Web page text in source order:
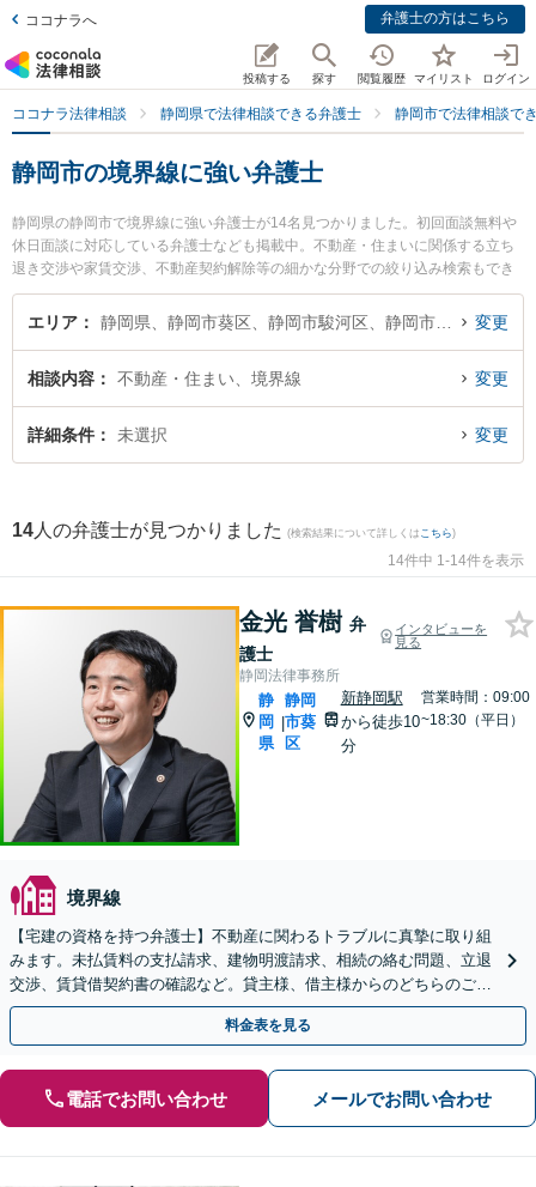
ココナラへ 弁護士の方はこちら
投稿する 探す 閲覧履歴 マイリスト ログイン
ココナラ法律相談 静岡県で法律相談できる弁護士 静岡市で法律相談で
静岡市の境界線に強い弁護士
静岡県の静岡市で境界線に強い弁護士が14名見つかりました。初回面談無料や
休日面談に対応している弁護士なども掲載中。不動産・住まいに関係する立ち
退き交渉や家賃交渉、不動産契約解除等の細かな分野での絞り込み検索もでき
便利です。特に静岡法律事務所の金光 誉樹弁護士やミモザ法律事務所の北嶋 太
郎弁護士、弁護士法人GoDo 静岡合同法律事務所の守屋 典弁護士のプロフィー
ル解決の実績豊富な近くの弁護士を検索したい』『初回相談無料で境界線を法
律相談できる静岡市内の弁護士に相談予約したい』などでお困りの相談者さん
におすすめです。
エリア 変更
相談内容 不動産・住まい、境界線 変更
詳細条件 未選択 変更
14 人の弁護士が見つかりました (検索結果について詳しくは こちら)
14件中 1-14件を表示
金光 誉樹 弁
護士
インタビューを
見る
静岡法律事務所
静
岡
県
|
静岡
市葵
区
新静岡駅
から徒歩10
分
営業時間：09:00
~18:30（平日）
境界線
【宅建の資格を持つ弁護士】不動産に関わるトラブルに真摯に取り組
みます。未払賃料の支払請求、建物明渡請求、相続の絡む問題、立退
交渉、賃貸借契約書の確認など。貸主様、借主様からのどちらのご相
談にも応じ、しこりの残らない解決を目指します。
料金表を見る
電話でお問い合わせ メールでお問い合わせ